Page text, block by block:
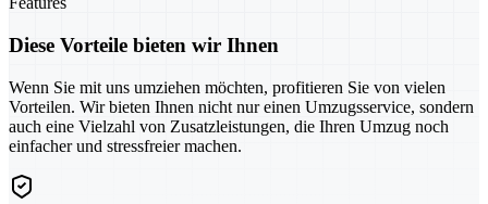
Diese Vorteile bieten wir Ihnen
Wenn Sie mit uns umziehen möchten, profitieren Sie von vielen
Vorteilen. Wir bieten Ihnen nicht nur einen Umzugsservice, sondern
auch eine Vielzahl von Zusatzleistungen, die Ihren Umzug noch
einfacher und stressfreier machen.